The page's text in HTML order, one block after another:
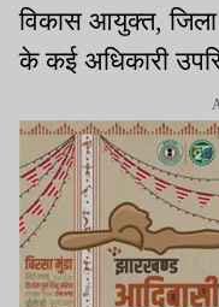
विकास आयुक्त, जिला
के कई अधिकारी